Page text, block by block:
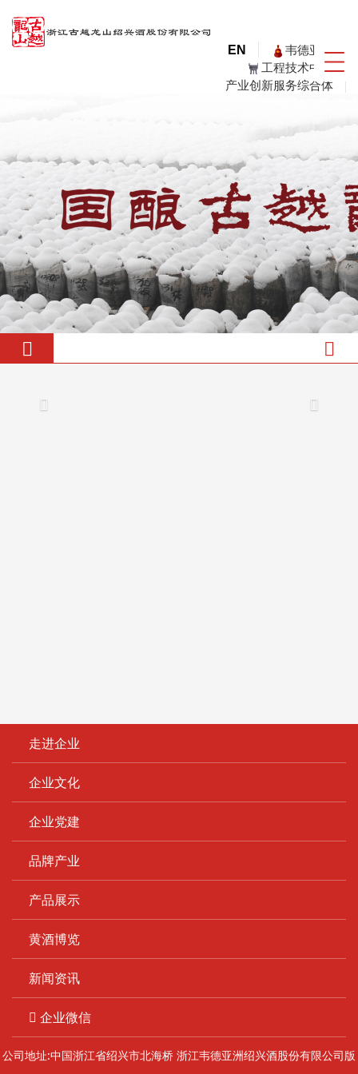
EN
韦德亚洲
工程技术中心
产业创新服务综合体
走进企业
企业文化
企业党建
品牌产业
产品展示
黄酒博览
新闻资讯
企业微信
公司地址:中国浙江省绍兴市北海桥 浙江韦德亚洲绍兴酒股份有限公司版